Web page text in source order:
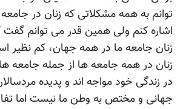
توانم به همه مشکلاتی که زنان در جامعه
اشاره کنم ولی همین قدر می توانم
زنان جامعه ما در همه جهان، کم
زنان در همه جامعه ها از جمله جامعه
در زندگی خود مواجه اند و پدیده
جهانی و مختص به وطن ما نیست اما